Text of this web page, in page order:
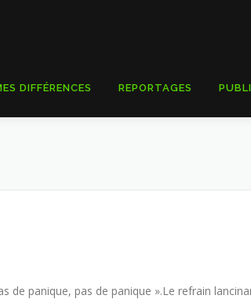
DIFFÉRENCES REPORTAGES
de panique, pas de panique ».Le refrain